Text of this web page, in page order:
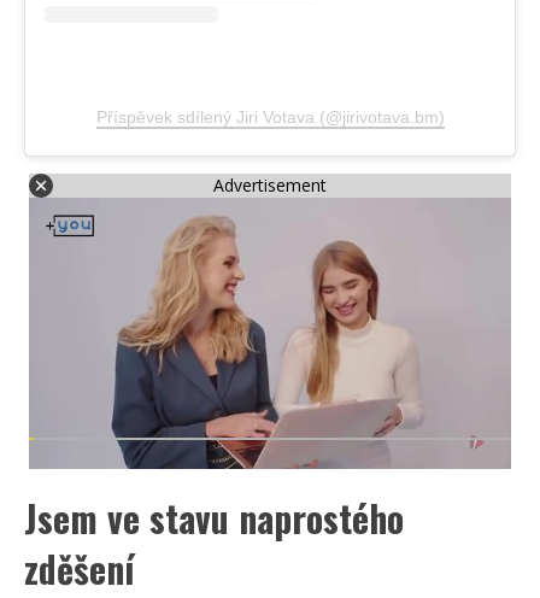
Příspěvek sdílený Jiri Votava (@jirivotava.bm)
Advertisement
Jsem ve stavu naprostého
zděšení